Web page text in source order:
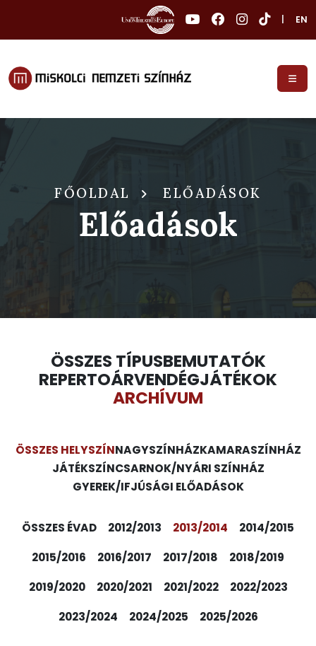
EN
FŐOLDAL ELŐADÁSOK
Előadások
ÖSSZES TÍPUSBEMUTATÓK
REPERTOÁRVENDÉGJÁTÉKOK
ARCHÍVUM
ÖSSZES HELYSZÍNNAGYSZÍNHÁZKAMARASZÍNHÁZ
JÁTÉKSZÍNCSARNOK/NYÁRI SZÍNHÁZ
GYEREK/IFJÚSÁGI ELŐADÁSOK
ÖSSZES ÉVAD 2012/2013 2013/2014
2014/2015
2015/2016
2016/2017 2017/2018
2018/2019
2019/2020
2020/2021 2021/2022
2022/2023
2023/2024
2024/2025 2025/2026